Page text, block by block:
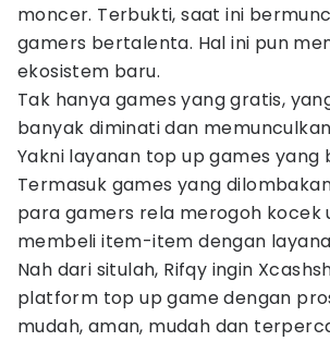
moncer. Terbukti, saat ini
gamers bertalenta. Hal ini pun
ekosistem baru.
Tak hanya games yang gratis,
banyak diminati dan
Yakni layanan top up games yang
Termasuk games yang
para gamers rela merogoh kocek
membeli item-item dengan
Nah dari situlah, Rifqy ingin
platform top up game dengan
mudah, aman, mudah dan